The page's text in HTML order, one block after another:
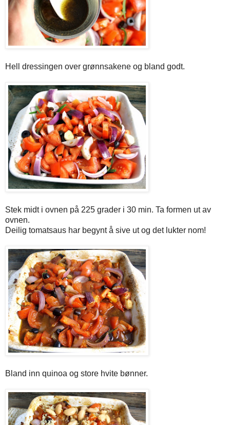
Hell dressingen over grønnsakene og bland godt.
Stek midt i ovnen på 225 grader i 30 min. Ta formen ut av
ovnen.
Deilig tomatsaus har begynt å sive ut og det lukter nom!
Bland inn quinoa og store hvite bønner.